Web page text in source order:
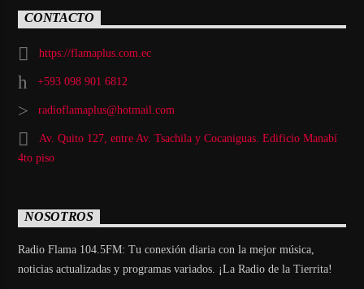
CONTACTO
https://flamaplus.com.ec
+593 098 901 6812
radioflamaplus@hotmail.com
Av. Quito 127, entre Av. Tsachila y Cocaniguas. Edificio Manabí
4to piso
NOSOTROS
Radio Flama 104.5FM: Tu conexión diaria con la mejor música,
noticias actualizadas y programas variados. ¡La Radio de la Tierrita!